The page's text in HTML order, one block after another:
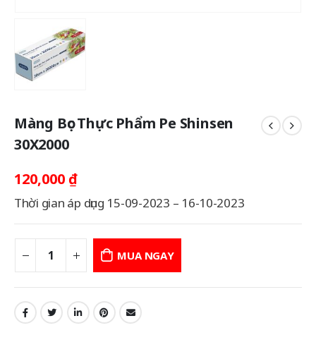
Màng Bọc Thực Phẩm Pe Shinsen
30X2000
120,000 ₫
Thời gian áp dụng 15-09-2023 – 16-10-2023
MUA NGAY